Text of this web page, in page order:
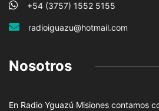
+54 (3757) 1552 5155
radioiguazu@hotmail.com
Nosotros
En Radio Yguazú Misiones contamos